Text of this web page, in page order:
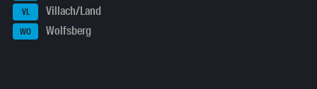
VL Villach/Land
WO Wolfsberg